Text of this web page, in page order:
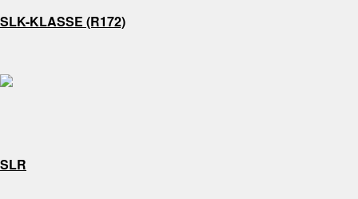
SLK-KLASSE (R172)
SLR